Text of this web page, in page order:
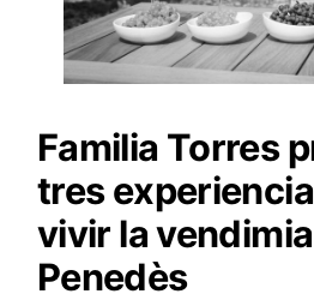
Familia Torres
tres
vivir la
Penedès